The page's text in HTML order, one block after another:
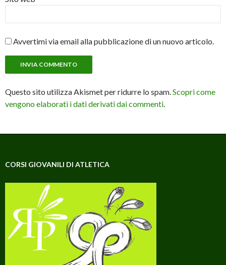
Avvertimi via email alla pubblicazione di un nuovo articolo.
Questo sito utilizza Akismet per ridurre lo spam.Scopri come
vengono elaborati i dati derivati dai commenti.
CORSI GIOVANILI DI ATLETICA